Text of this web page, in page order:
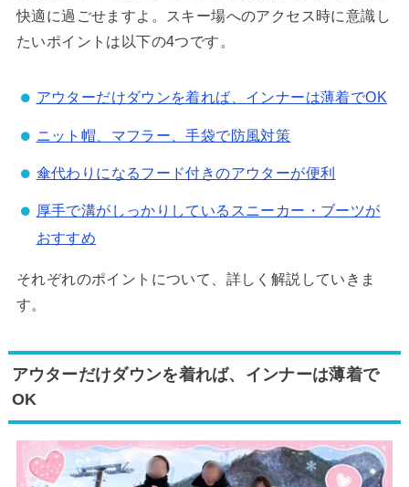
快適に過ごせますよ。スキー場へのアクセス時に意識し
たいポイントは以下の4つです。
アウターだけダウンを着れば、インナーは薄着でOK
ニット帽、マフラー、手袋で防風対策
傘代わりになるフード付きのアウターが便利
厚手で溝がしっかりしているスニーカー・ブーツが
おすすめ
それぞれのポイントについて、詳しく解説していきま
す。
アウターだけダウンを着れば、インナーは薄着で
OK